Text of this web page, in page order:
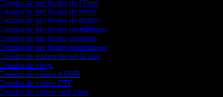
de pel·lícules de l’Oest
de pel·lícules de terror
de pel·lícules de thriller
de pel·lícules dramàtiques
de pel·lícules familiars
de pel·lícules romàntiques
de tràilers de pel·lícules
de vlogs
de vídeos ASMR
de vídeos DIY
de vídeos amb fotos